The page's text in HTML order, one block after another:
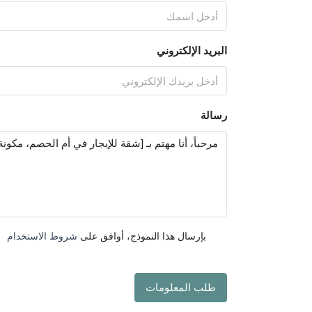
البريد الإلكتروني
رسالة
بإرسال هذا النموذج، أوافق على شروط الاستخدام
طلب المعلومات